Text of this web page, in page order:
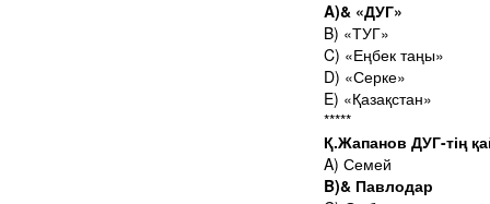
A)& «ДУГ»
B) «ТУГ»
C) «Еңбек таңы»
D) «Серке»
E) «Қазақстан»
*****
Қ.Жапанов ДУГ-тің
A) Семей
B)& Павлодар